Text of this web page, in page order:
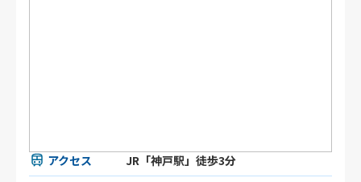
アクセス JR「神戸駅」徒歩3分